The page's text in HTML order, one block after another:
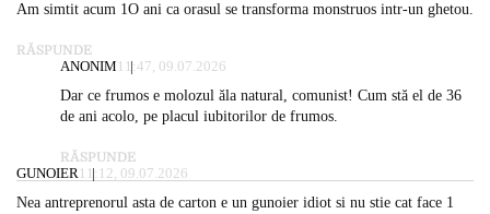
Am simtit acum 1O ani ca orasul se transforma monstruos intr-un ghetou.
RĂSPUNDE
ANONIM 11:47, 09.07.2026
Dar ce frumos e molozul ăla natural, comunist! Cum stă el de 36
de ani acolo, pe placul iubitorilor de frumos.
RĂSPUNDE
GUNOIER11:12, 09.07.2026
Nea antreprenorul asta de carton e un gunoier idiot si nu stie cat face 1